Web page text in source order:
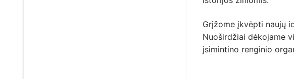
Grįžome įkvėpti naujų
Nuoširdžiai dėkojame
įsimintino renginio